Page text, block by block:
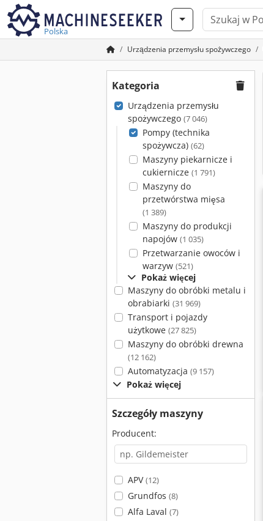
Polska
Urządzenia przemysłu spożywczego
Kategoria
Urządzenia przemysłu
spożywczego (7 046)
Pompy (technika
spożywcza) (62)
Maszyny piekarnicze i
cukiernicze (1 791)
Maszyny do
przetwórstwa mięsa
(1 389)
Maszyny do produkcji
napojów (1 035)
Przetwarzanie owoców i
warzyw (521)
Pokaż więcej
Maszyny do obróbki metalu i
obrabiarki (31 969)
Transport i pojazdy
użytkowe (27 825)
Maszyny do obróbki drewna
(12 162)
Automatyzacja (9 157)
Pokaż więcej
Szczegóły maszyny
Producent:
APV(12)
Grundfos (8)
Alfa Laval (7)